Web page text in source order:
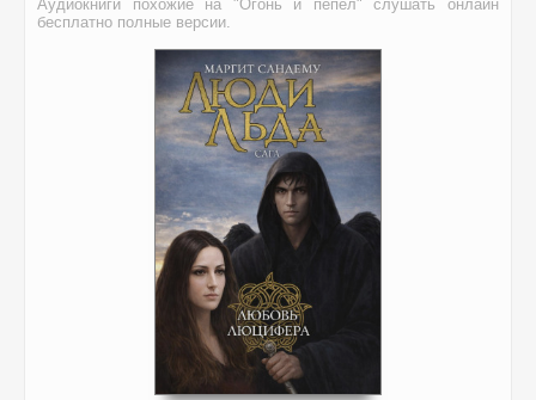
Аудиокниги похожие на "Огонь и пепел" слушать онлайн
бесплатно полные версии.